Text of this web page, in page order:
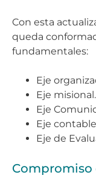
Con esta
queda
fundamentales:
Eje
Eje misional.
Eje
Eje
Eje de
Compromiso